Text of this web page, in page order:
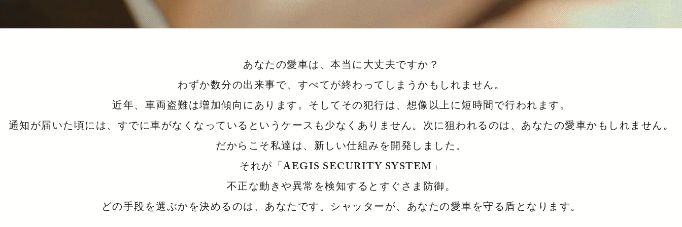
あなたの愛車は、本当に大丈夫ですか？
わずか数分の出来事で、すべてが終わってしまうかもしれません。
近年、車両盗難は増加傾向にあります。そしてその犯行は、想像以上に短時間で行われます。
通知が届いた頃には、すでに車がなくなっているというケースも少なくありません。次に狙われるのは、あなたの愛車かもしれません。
だからこそ私達は、新しい仕組みを開発しました。
それが「AEGIS SECURITY SYSTEM」
不正な動きや異常を検知するとすぐさま防御。
どの手段を選ぶかを決めるのは、あなたです。シャッターが、あなたの愛車を守る盾となります。